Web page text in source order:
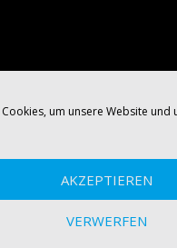
um unsere Website und
AKZEPTIEREN
VERWERFEN